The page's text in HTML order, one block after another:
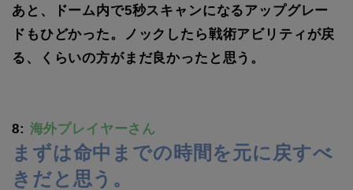
あと、ドーム内で5秒スキャンになるアップグレー
ドもひどかった。ノックしたら戦術アビリティが戻
る、くらいの方がまだ良かったと思う。
8: 海外プレイヤーさん
まずは命中までの時間を元に戻すべ
きだと思う。